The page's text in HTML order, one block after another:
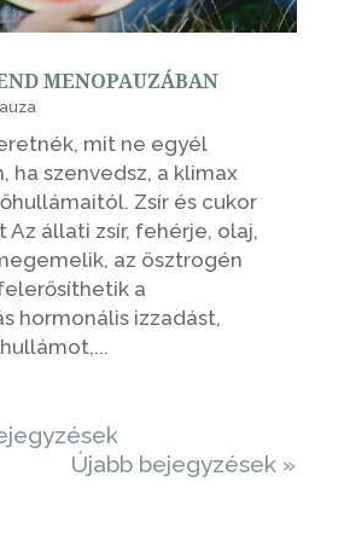
MENOPAUZÁBAN
mit ne egyél
ha szenvedsz, a klimax
Zsír és cukor
Az állati zsír, fehérje, olaj,
az ösztrogén
a
hormonális izzadást,
Újabb bejegyzések »